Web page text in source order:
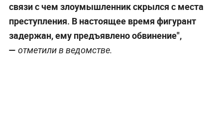
связи с чем злоумышленник скрылся с места
преступления. В настоящее время фигурант
задержан, ему предъявлено обвинение",
— отметили в ведомстве.